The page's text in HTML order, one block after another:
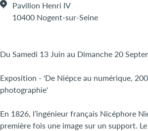
Pavillon Henri IV
10400 Nogent-sur-Seine
Du Samedi 13 Juin au Dimanche 20
Exposition - 'De Niépce au numérique,
photographie'
En 1826, l’ingénieur français Nicéphore
première fois une image sur un support.